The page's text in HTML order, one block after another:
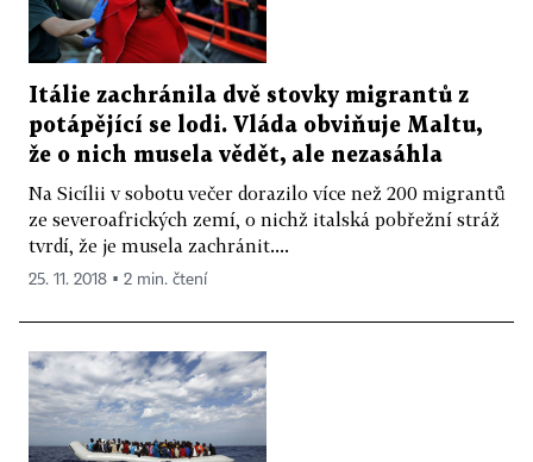
Itálie zachránila dvě stovky migrantů z
potápějící se lodi. Vláda obviňuje Maltu,
že o nich musela vědět, ale nezasáhla
Na Sicílii v sobotu večer dorazilo více než 200 migrantů
ze severoafrických zemí, o nichž italská pobřežní stráž
tvrdí, že je musela zachránit....
25. 11. 2018 ▪ 2 min. čtení